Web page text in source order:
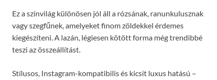
Ez a színvilág különösen jól áll a rózsának, ranunkulusznak
vagy szegfűnek, amelyeket finom zöldekkel érdemes
kiegészíteni. A lazán, légiesen kötött forma még trendibbé
teszi az összeállítást.
Stílusos, Instagram-kompatibilis és kicsit luxus hatású –